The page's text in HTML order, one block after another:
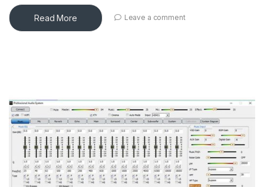
Read More Leave a comment